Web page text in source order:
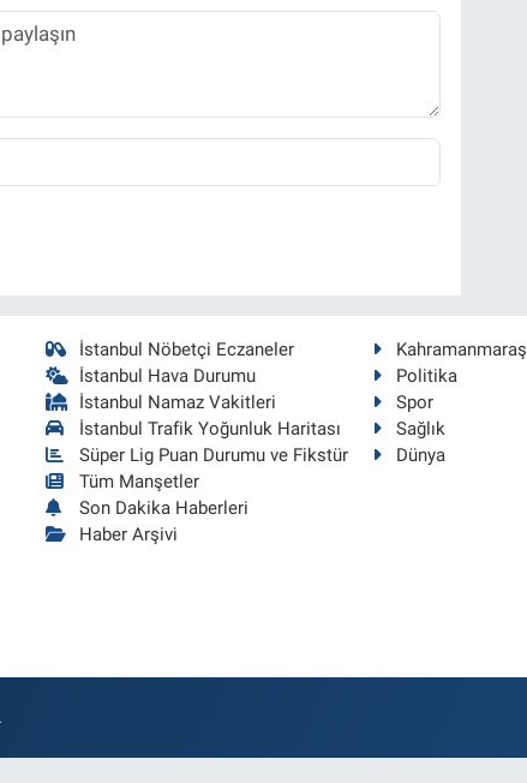
İstanbul Nöbetçi Eczaneler
İstanbul Hava Durumu
İstanbul Namaz Vakitleri
İstanbul Trafik Yoğunluk Haritası
Süper Lig Puan Durumu ve Fikstür
Tüm Manşetler
Son Dakika Haberleri
Haber Arşivi
Kahramanmaraş
Politika
Spor
Sağlık
Dünya